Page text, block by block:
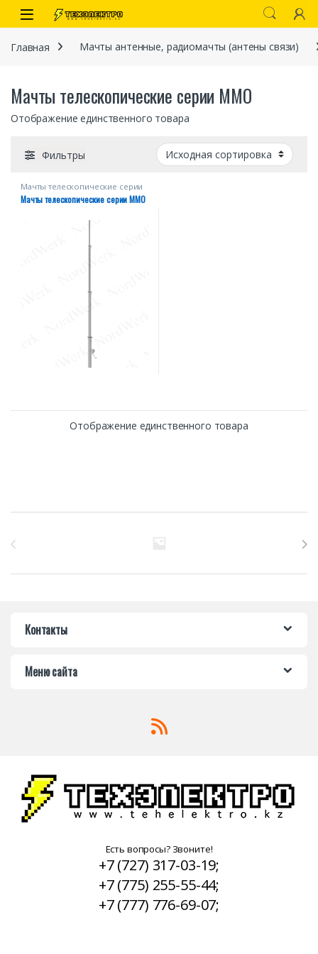
Перейти к навигации
перейти к содержанию
Open
Главная Мачты антенные, радиомачты (антены связи)
Мачты телескопические серии ММО
Отображение единственного товара
Фильтры
Мачты телескопические серии
ММО
Мачты телескопические серии ММО
Отображение единственного товара
Контакты
Меню сайта
Есть вопросы? Звоните!
+7 (727) 317-03-19;
+7 (775) 255-55-44;
+7 (777) 776-69-07;